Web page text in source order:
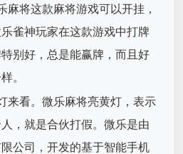
麻将这款麻将游戏可以开挂，
雀神玩家在这款游戏中打牌
别好，总是能赢牌，而且好
。
来看。微乐麻将亮黄灯，表示
，就是合伙打假。微乐是由
公司，开发的基于智能手机